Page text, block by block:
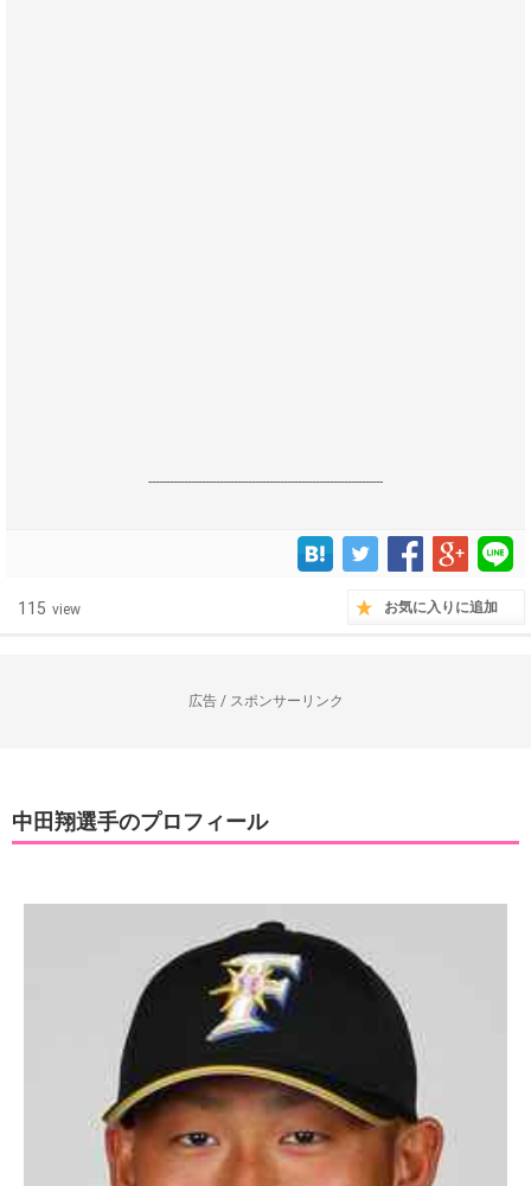
------------------------------------------------------------------
115 view お気に入りに追加
広告 / スポンサーリンク
中田翔選手のプロフィール